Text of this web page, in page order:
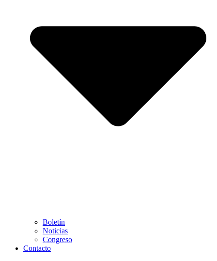
Boletín
Noticias
Congreso
Contacto